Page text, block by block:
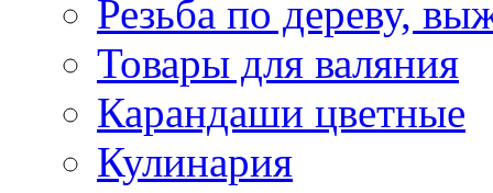
Резьба по дереву,
Товары для валяния
Карандаши цветные
Кулинария